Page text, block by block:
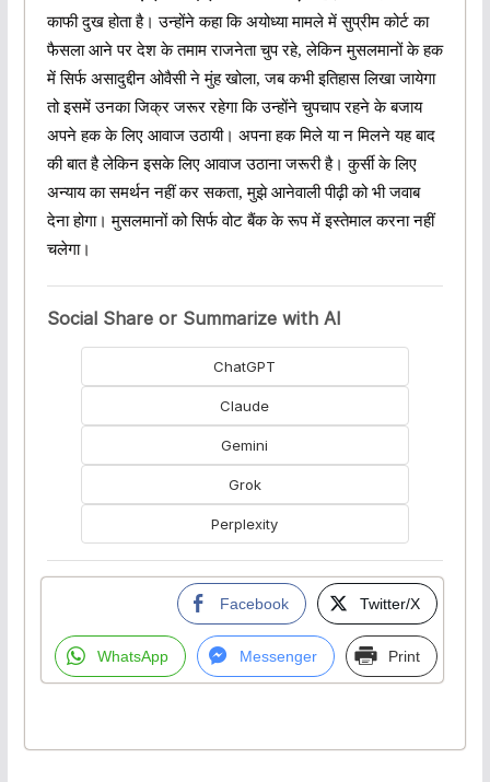
काफी दुख होता है।उन्होंने कहा किअयोध्या मामले में सुप्रीम कोर्ट का
फैसला आने पर देश के तमाम राजनेता चुप रहे, लेकिन मुसलमानों के हक
में सिर्फ असादुद्दीन ओवैसी ने मुंह खोला, जब कभी इतिहास लिखा जायेगा
तो इसमें उनका जिक्र जरूर रहेगा कि उन्होंने चुपचाप रहने के बजाय
अपने हक के लिए आवाज उठायी। अपना हक मिले या न मिलने यह बाद
की बात है लेकिन इसके लिए आवाज उठाना जरूरी है। कुर्सी के लिए
अन्याय का समर्थन नहीं कर सकता, मुझे आनेवाली पीढ़ी को भी जवाब
देना होगा। मुसलमानों को सिर्फ वोट बैंक के रूप में इस्तेमाल करना नहीं
चलेगा।
Social Share or Summarize with AI
ChatGPT
Claude
Gemini
Grok
Perplexity
Facebook Twitter/X
WhatsApp Messenger Print